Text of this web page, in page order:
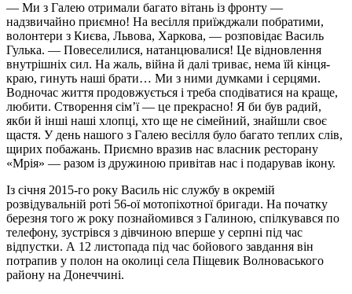
— Ми з Галею отримали багато вітань із фронту —
надзвичайно приємно! На весілля приїжджали побратими,
волонтери з Києва, Львова, Харкова, — розповідає Василь
Гулька. — Повеселилися, натанцювалися! Це відновлення
внутрішніх сил. На жаль, війна й далі триває, нема їй кінця-
краю, гинуть наші брати… Ми з ними думками і серцями.
Водночас життя продовжується і треба сподіватися на краще,
любити. Створення сім’ї — це прекрасно! Я би був радий,
якби й інші наші хлопці, хто ще не сімейний, знайшли своє
щастя. У день нашого з Галею весілля було багато теплих слів,
щирих побажань. Приємно вразив нас власник ресторану
«Мрія» — разом із дружиною привітав нас і подарував ікону.
Із січня 2015-го року Василь ніс службу в окремій
розвідувальній роті 56-ої мотопіхотної бригади. На початку
березня того ж року познайомився з Галиною, спілкувався по
телефону, зустрівся з дівчиною вперше у серпні під час
відпустки. А 12 листопада під час бойового завдання він
потрапив у полон на околиці села Піщевик Волноваського
району на Донеччині.